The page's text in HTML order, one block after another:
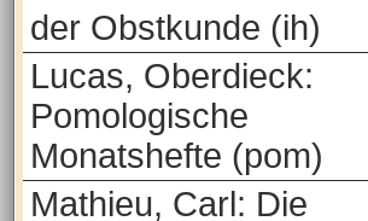
der Obstkunde (ih)
Lucas, Oberdieck:
Pomologische
Monatshefte (pom)
Mathieu, Carl: Die